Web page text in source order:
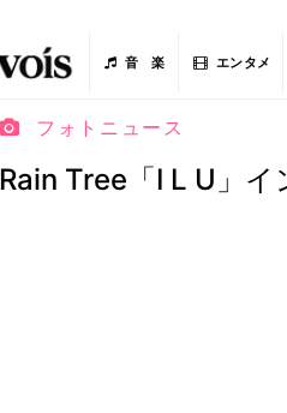
音 楽 エンタメ
フォトニュース
Rain Tree「I L U」イ